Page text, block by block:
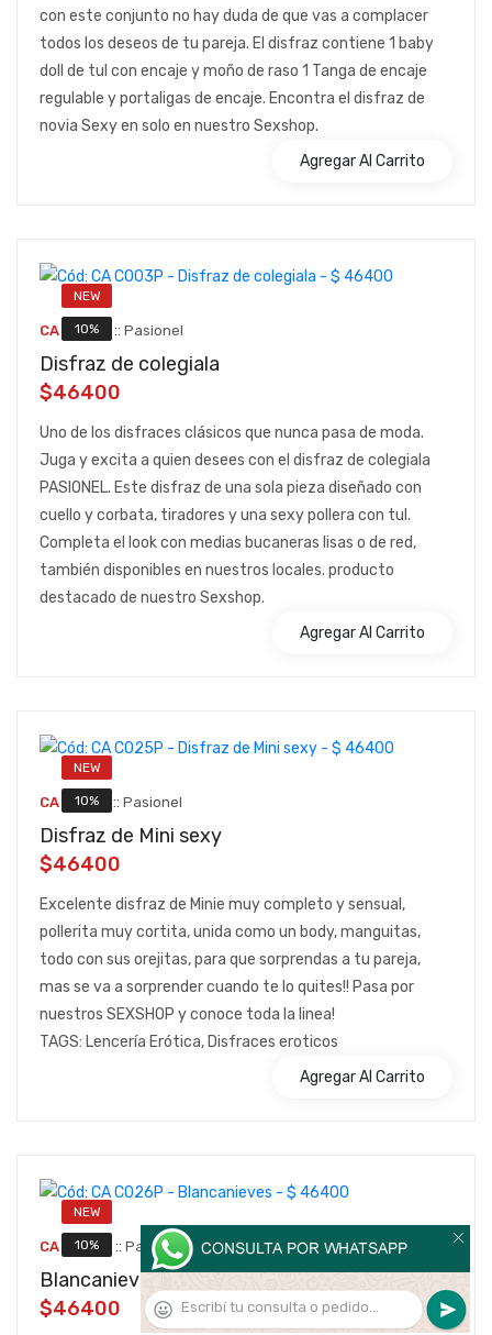
con este conjunto no hay duda de que vas a complacer
todos los deseos de tu pareja. El disfraz contiene 1 baby
doll de tul con encaje y moño de raso 1 Tanga de encaje
regulable y portaligas de encaje. Encontra el disfraz de
novia Sexy en solo en nuestro Sexshop.
Agregar Al Carrito
NEW
10%
CA C003P :: Pasionel
Disfraz de colegiala
$46400
Uno de los disfraces clásicos que nunca pasa de moda.
Juga y excita a quien desees con el disfraz de colegiala
PASIONEL. Este disfraz de una sola pieza diseñado con
cuello y corbata, tiradores y una sexy pollera con tul.
Completa el look con medias bucaneras lisas o de red,
también disponibles en nuestros locales. producto
destacado de nuestro Sexshop.
Agregar Al Carrito
NEW
10%
CA C025P :: Pasionel
Disfraz de Mini sexy
$46400
Excelente disfraz de Minie muy completo y sensual,
pollerita muy cortita, unida como un body, manguitas,
todo con sus orejitas, para que sorprendas a tu pareja,
mas se va a sorprender cuando te lo quites!! Pasa por
nuestros SEXSHOP y conoce toda la linea!
TAGS: Lencería Erótica, Disfraces eroticos
Agregar Al Carrito
NEW
10%
CA C026P :: Pasionel
Blancanieves
$46400